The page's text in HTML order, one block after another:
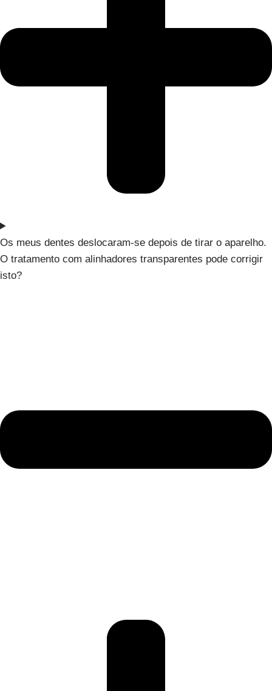
Os meus dentes deslocaram-se depois de tirar o aparelho.
O tratamento com alinhadores transparentes pode corrigir
isto?